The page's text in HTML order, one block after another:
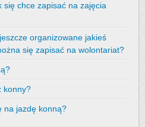
się chce zapisać na zajęcia
organizowane jakieś
się zapisać na wolontariat?
konny?
na jazdę konną?